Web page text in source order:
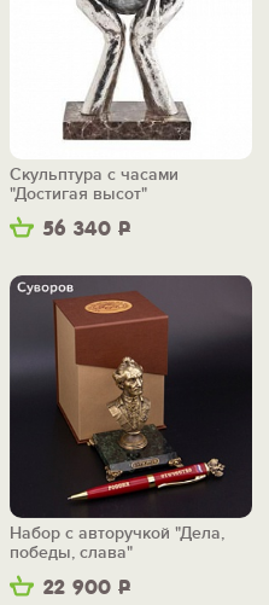
56 340 Р
Скульптура с часами
"Достигая высот"
22 900 Р
Набор с авторучкой "Дела,
победы, слава"